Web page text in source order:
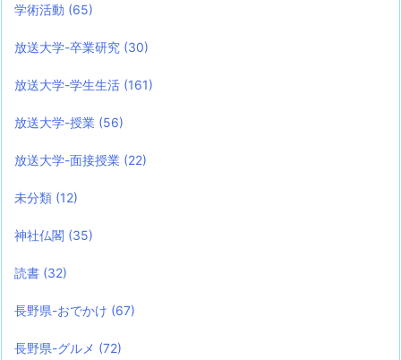
学術活動 (65)
放送大学-卒業研究 (30)
放送大学-学生生活 (161)
放送大学-授業 (56)
放送大学-面接授業 (22)
未分類 (12)
神社仏閣 (35)
読書 (32)
長野県-おでかけ (67)
長野県-グルメ (72)